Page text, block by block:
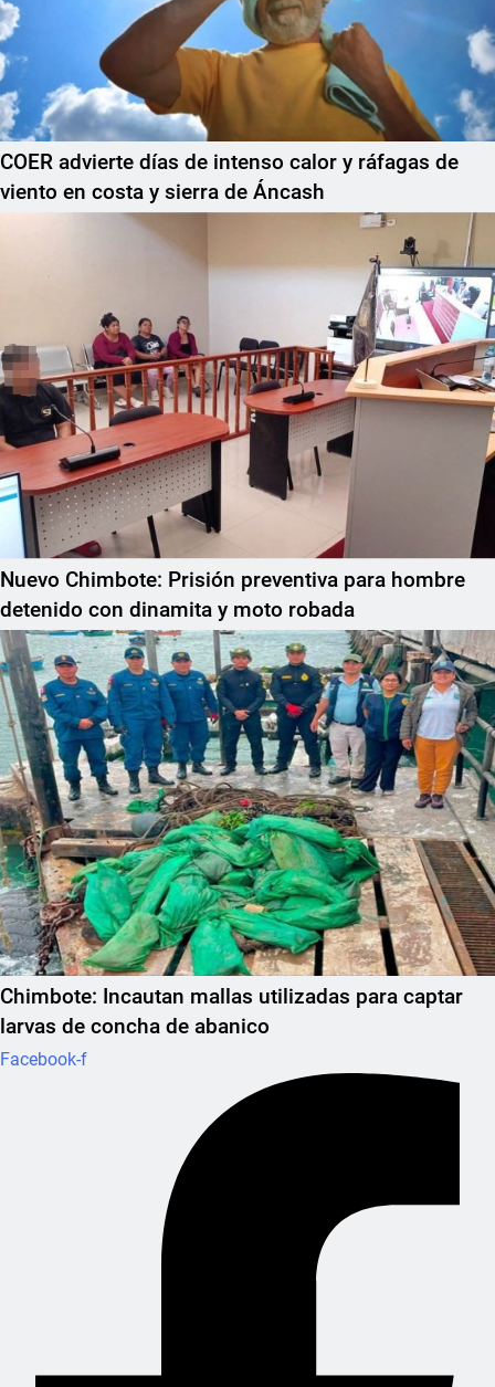
COER advierte días de intenso calor y ráfagas de
viento en costa y sierra de Áncash
Nuevo Chimbote: Prisión preventiva para hombre
detenido con dinamita y moto robada
Chimbote: Incautan mallas utilizadas para captar
larvas de concha de abanico
Facebook-f